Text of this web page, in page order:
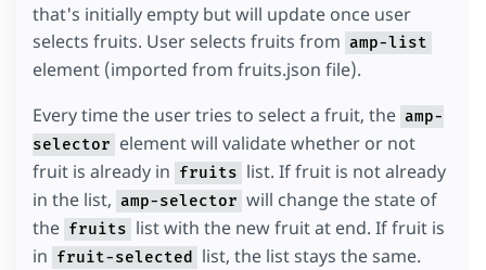
that's initially empty but will update once user
selects fruits. User selects fruits from amp-list
element (imported from fruits.json file).
Every time the user tries to select a fruit, the amp-
selector element will validate whether or not
fruit is already in fruits list. If fruit is not already
in the list, amp-selector will change the state of
the fruits list with the new fruit at end. If fruit is
in fruit-selected list, the list stays the same.